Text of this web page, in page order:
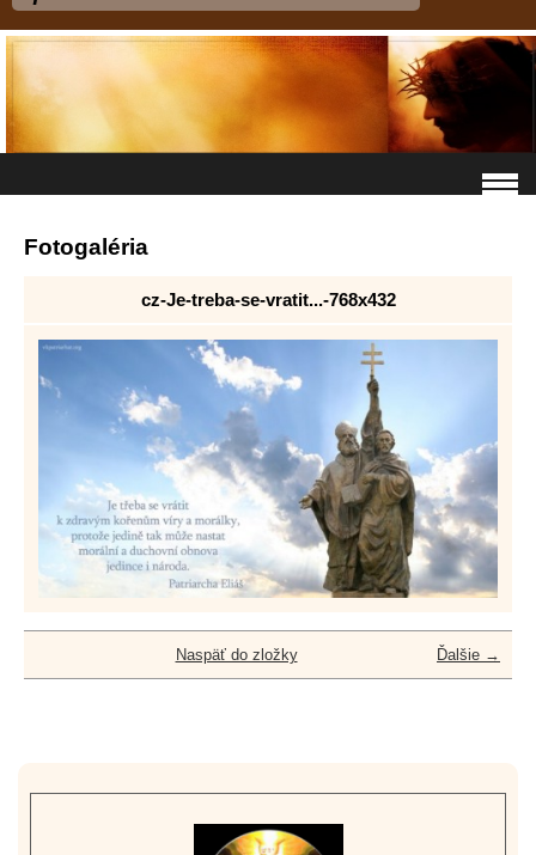
Fotogaléria
cz-Je-treba-se-vratit...-768x432
Ďalšie →
Naspäť do zložky